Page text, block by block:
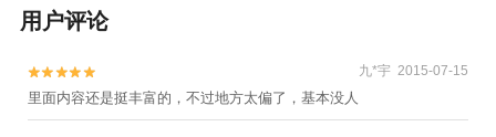
用户评论

 九*宇 2015-07-15
里面内容还是挺丰富的，不过地方太偏了，基本没人